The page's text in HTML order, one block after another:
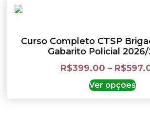
Curso Completo CTSP
Gabarito Policial
R$399.00 – R$
Ver opções